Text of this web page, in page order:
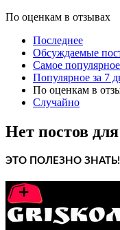
По оценкам в отзывах
Последнее
Обсуждаемые
Самое популярное
Популярное за 7
По оценкам в
Случайно
Нет постов
ЭТО ПОЛЕЗНО ЗНАТЬ!